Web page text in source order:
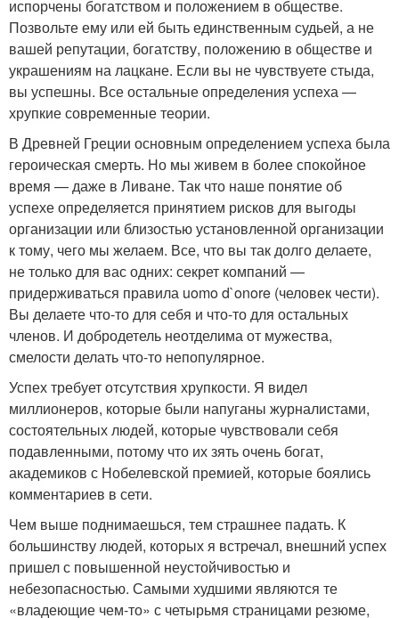
испорчены богатством и положением в обществе.
Позвольте ему или ей быть единственным судьей, а не
вашей репутации, богатству, положению в обществе и
украшениям на лацкане. Если вы не чувствуете стыда,
вы успешны. Все остальные определения успеха —
хрупкие современные теории.
В Древней Греции основным определением успеха была
героическая смерть. Но мы живем в более спокойное
время — даже в Ливане. Так что наше понятие об
успехе определяется принятием рисков для выгоды
организации или близостью установленной организации
к тому, чего мы желаем. Все, что вы так долго делаете,
не только для вас одних: секрет компаний —
придерживаться правила uomo d`onore (человек чести).
Вы делаете что-то для себя и что-то для остальных
членов. И добродетель неотделима от мужества,
смелости делать что-то непопулярное.
Успех требует отсутствия хрупкости. Я видел
миллионеров, которые были напуганы журналистами,
состоятельных людей, которые чувствовали себя
подавленными, потому что их зять очень богат,
академиков с Нобелевской премией, которые боялись
комментариев в сети.
Чем выше поднимаешься, тем страшнее падать. К
большинству людей, которых я встречал, внешний успех
пришел с повышенной неустойчивостью и
небезопасностью. Самыми худшими являются те
«владеющие чем-то» с четырьмя страницами резюме,